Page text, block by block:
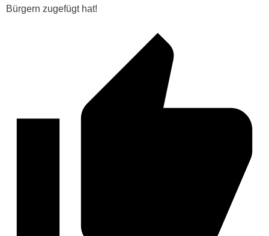
Bürgern zugefügt hat!